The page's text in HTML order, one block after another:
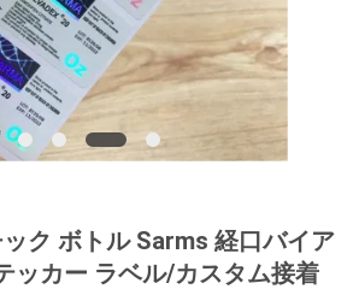
ク ボトル Sarms 経口バイア
ッカー ラベル/カスタム接着